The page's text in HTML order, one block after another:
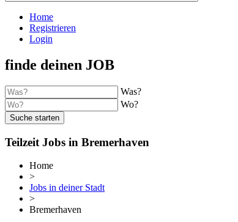
Home
Registrieren
Login
finde deinen JOB
Was?
Wo?
Suche starten
Teilzeit Jobs in Bremerhaven
Home
>
Jobs in deiner Stadt
>
Bremerhaven